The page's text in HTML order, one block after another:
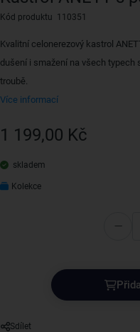
Kód produktu 110351
Kvalitní celonerezový kastrol
dušení i smažení na všech typech
troubě.
Více informací
1 199,00 Kč
skladem
Kolekce
Sdílet